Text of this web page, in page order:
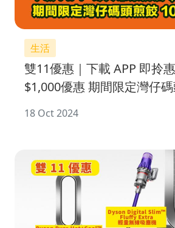
生活
雙11優惠｜下載 APP 即拎
$1,000優惠 期間限定灣仔
18 Oct 2024